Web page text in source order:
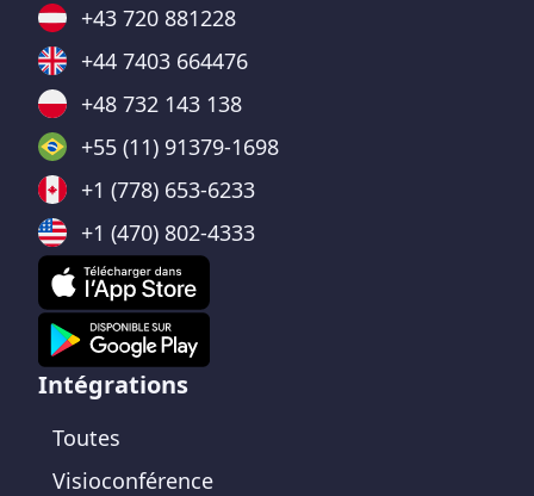
+43 720 881228
+44 7403 664476
+48 732 143 138
+55 (11) 91379-1698
+1 (778) 653-6233
+1 (470) 802-4333
Intégrations
Toutes
Visioconférence